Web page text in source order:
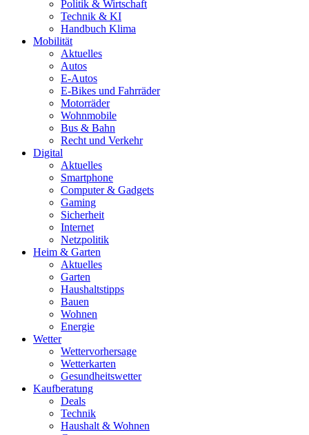
Politik & Wirtschaft
Technik & KI
Handbuch Klima
Mobilität
Aktuelles
Autos
E-Autos
E-Bikes und Fahrräder
Motorräder
Wohnmobile
Bus & Bahn
Recht und Verkehr
Digital
Aktuelles
Smartphone
Computer & Gadgets
Gaming
Sicherheit
Internet
Netzpolitik
Heim & Garten
Aktuelles
Garten
Haushaltstipps
Bauen
Wohnen
Energie
Wetter
Wettervorhersage
Wetterkarten
Gesundheitswetter
Kaufberatung
Deals
Technik
Haushalt & Wohnen